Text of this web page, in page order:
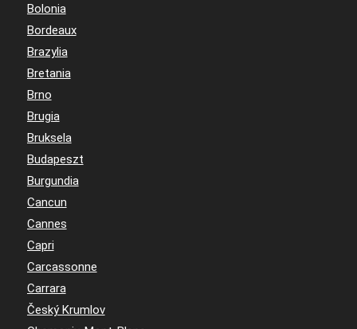
Bolonia
Bordeaux
Brazylia
Bretania
Brno
Brugia
Bruksela
Budapeszt
Burgundia
Cancun
Cannes
Capri
Carcassonne
Carrara
Český Krumlov